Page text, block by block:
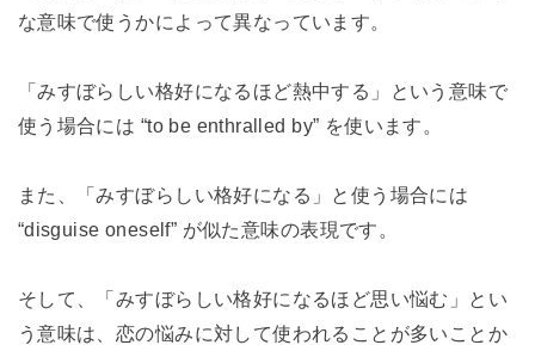
な意味で使うかによって異なっています。
「みすぼらしい格好になるほど熱中する」という意味で
使う場合には “to be enthralled by” を使います。
また、「みすぼらしい格好になる」と使う場合には
“disguise oneself” が似た意味の表現です。
そして、「みすぼらしい格好になるほど思い悩む」とい
う意味は、恋の悩みに対して使われることが多いことか